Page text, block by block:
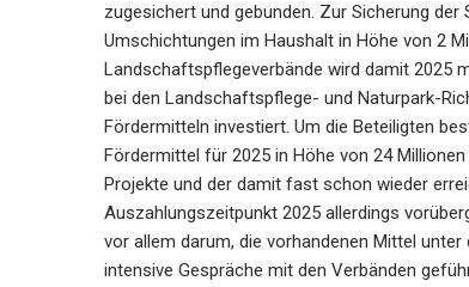
zugesichert und gebunden. Zur Sicherung
Umschichtungen im Haushalt in Höhe von 2
Landschaftspflegeverbände wird damit 2025
bei den Landschaftspflege- und Naturpark-
Fördermitteln investiert. Um die Beteiligten
Fördermittel für 2025 in Höhe von 24
Projekte und der damit fast schon wieder
Auszahlungszeitpunkt 2025 allerdings
vor allem darum, die vorhandenen Mittel
intensive Gespräche mit den Verbänden